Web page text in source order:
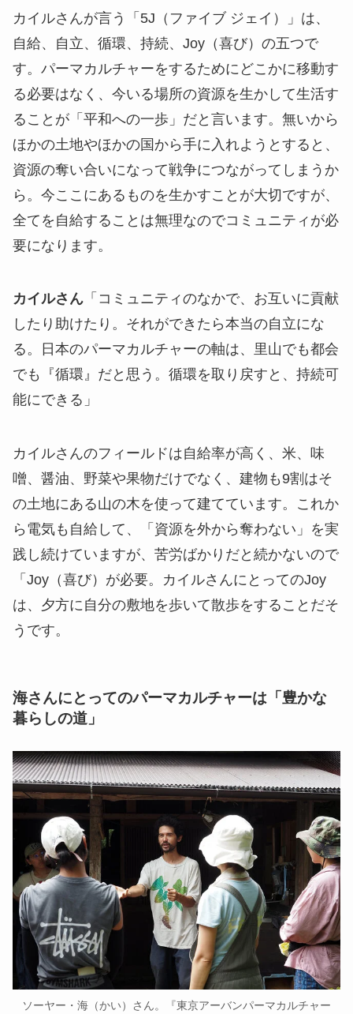
カイルさんが言う「5J（ファイブ ジェイ）」は、
自給、自立、循環、持続、Joy（喜び）の五つで
す。パーマカルチャーをするためにどこかに移動す
る必要はなく、今いる場所の資源を生かして生活す
ることが「平和への一歩」だと言います。無いから
ほかの土地やほかの国から手に入れようとすると、
資源の奪い合いになって戦争につながってしまうか
ら。今ここにあるものを生かすことが大切ですが、
全てを自給することは無理なのでコミュニティが必
要になります。
カイルさん 「コミュニティのなかで、お互いに貢献
したり助けたり。それができたら本当の自立にな
る。日本のパーマカルチャーの軸は、里山でも都会
でも『循環』だと思う。循環を取り戻すと、持続可
能にできる」
カイルさんのフィールドは自給率が高く、米、味
噌、醤油、野菜や果物だけでなく、建物も9割はそ
の土地にある山の木を使って建てています。これか
ら電気も自給して、「資源を外から奪わない」を実
践し続けていますが、苦労ばかりだと続かないので
「Joy（喜び）が必要。カイルさんにとってのJoy
は、夕方に自分の敷地を歩いて散歩をすることだそ
うです。
海さんにとってのパーマカルチャーは「豊かな
暮らしの道」
ソーヤー・海（かい）さん。『東京アーバンパーマカルチャー